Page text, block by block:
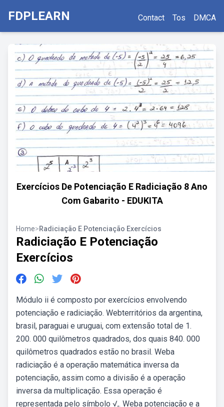
FDPLEARN Contact Tos DMCA
Exercícios De Potenciação E Radiciação 8 Ano
Com Gabarito - EDUKITA
Home>Radiciação E Potenciação Exercícios
Radiciação E Potenciação
Exercícios
Módulo ii é composto por exercícios envolvendo
potenciação e radiciação. Webterritórios da argentina,
brasil, paraguai e uruguai, com extensão total de 1.
200. 000 quilômetros quadrados, dos quais 840. 000
quilômetros quadrados estão no brasil. Weba
radiciação é a operação matemática inversa da
potenciação, assim como a divisão é a operação
inversa da multiplicação. Essa operação é
representada pelo símbolo √,. Weba potenciação e a